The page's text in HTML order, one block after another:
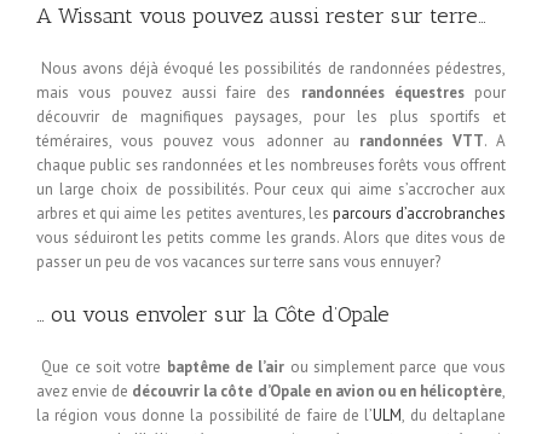
A Wissant vous pouvez aussi rester sur terre…
Nous avons déjà évoqué les possibilités de randonnées pédestres,
mais vous pouvez aussi faire des randonnées équestrespour
découvrir de magnifiques paysages, pour les plus sportifs et
téméraires, vous pouvez vous adonner au randonnées VTT. A
chaque public ses randonnées et les nombreuses forêts vous offrent
un large choix de possibilités. Pour ceux qui aime s’accrocher aux
arbres et qui aime les petites aventures, les parcours d’accrobranches
vous séduiront les petits comme les grands. Alors que dites vous de
passer un peu de vos vacances sur terre sans vous ennuyer?
… ou vous envoler sur la Côte d’Opale
Que ce soit votre baptême de l’air ou simplement parce que vous
avez envie de découvrir la côte d’Opale en avion ou en hélicoptère,
la région vous donne la possibilité de faire de l’ULM, du deltaplane